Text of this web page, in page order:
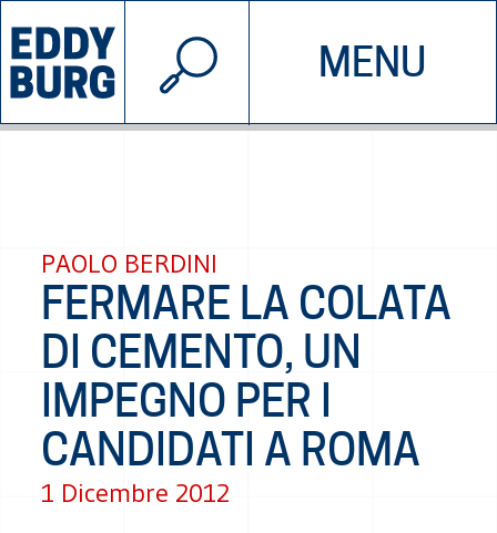
MENU
INIZIATIVE CHI SIAMO
© 2026 EDDYBURG
PAOLO BERDINI
FERMARE LA COLATA
DI CEMENTO, UN
IMPEGNO PER I
CANDIDATI A ROMA
1 Dicembre 2012